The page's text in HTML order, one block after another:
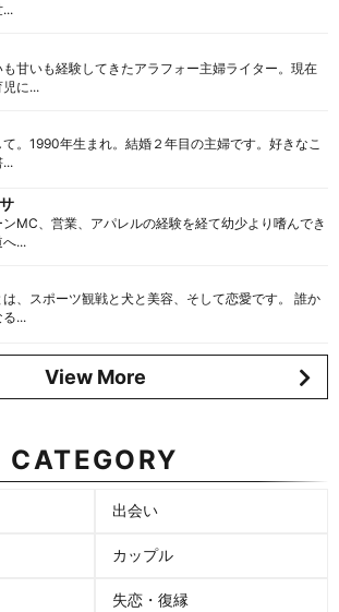
甘いも経験してきたアラフォー主婦ライター。現在
に...
。1990年生まれ。結婚２年目の主婦です。好きなこ
...
ンMC、営業、アパレルの経験を経て幼少より嗜んでき
...
、スポーツ観戦と犬と美容、そして恋愛です。 誰か
...
View More
CATEGORY
出会い
カップル
失恋・復縁